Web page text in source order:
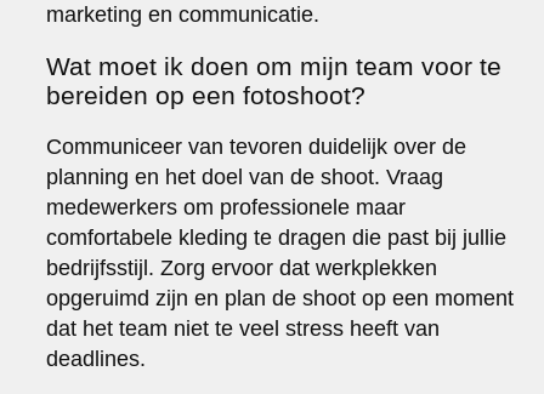
marketing en communicatie.
Wat moet ik doen om mijn team voor te
bereiden op een fotoshoot?
Communiceer van tevoren duidelijk over de
planning en het doel van de shoot. Vraag
medewerkers om professionele maar
comfortabele kleding te dragen die past bij jullie
bedrijfsstijl. Zorg ervoor dat werkplekken
opgeruimd zijn en plan de shoot op een moment
dat het team niet te veel stress heeft van
deadlines.